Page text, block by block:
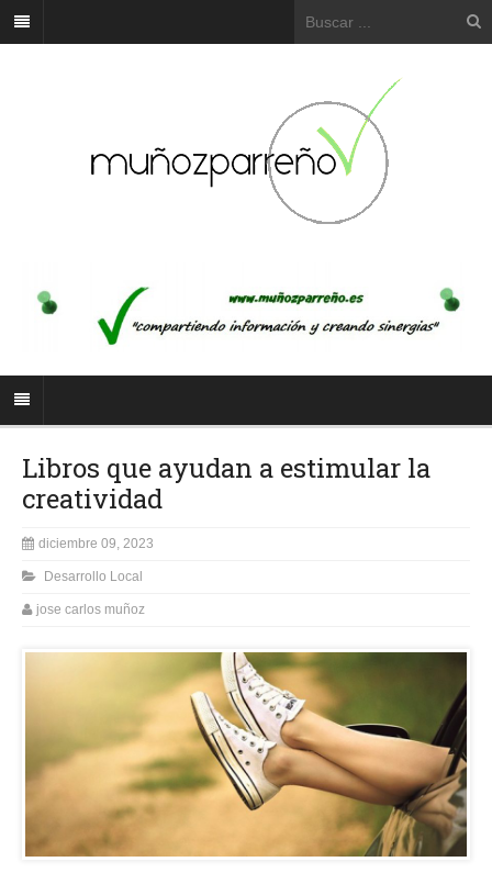
Libros que ayudan a estimular la
creatividad
diciembre 09, 2023
Desarrollo Local
jose carlos muñoz